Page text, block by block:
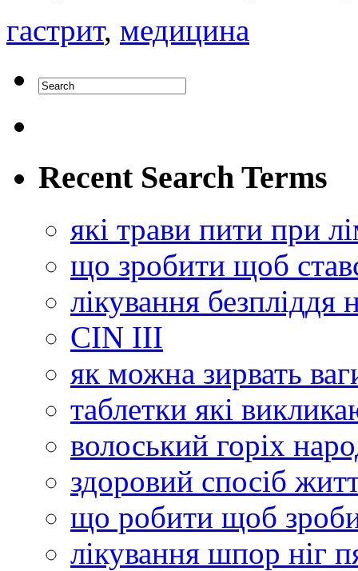
гастрит, медицина
Recent Search Terms
які трави пити при
що зробити щоб
лікування
СІN III
як можна зирвать
таблетки які
волоський горіх
здоровий спосіб
що робити щоб
лікування шпор ніг